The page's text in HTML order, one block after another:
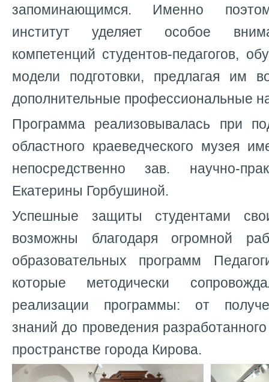
запоминающимся. Именно
институт уделяет особое
компетенций студентов-педагогов,
модели подготовки, предлагая им
дополнительные
Программа реализовывалась при
областного краеведческого музея
непосредственно зав. научно-
Екатерины Горбушиной.
Успешные защиты студентами
возможны благодаря огромной
образовательных программ
которые методически
реализации программы: от
знаний до проведения
пространстве города Кирова.